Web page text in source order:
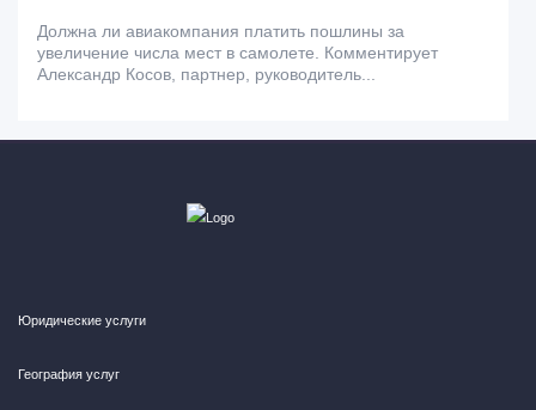
Должна ли авиакомпания платить пошлины за
увеличение числа мест в самолете. Комментирует
Александр Косов, партнер, руководитель...
Юридические услуги
География услуг